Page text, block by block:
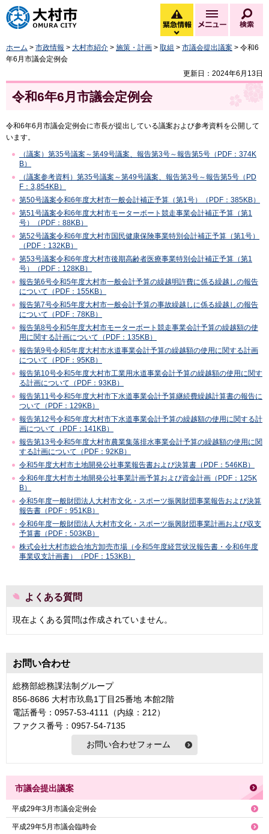
大村市
緊急情報
緊急情報を開く
メニュー
ホーム > 市政情報 > 大村市紹介 > 施策・計画 > 取組 > 市議会提出議案 > 令和6
年6月市議会定例会
更新日：2024年6月13日
令和6年6月市議会定例会
令和6年6月市議会定例会に市長が提出している議案および参考資料を公開して
います。
（議案）第35号議案～第49号議案、報告第3号～報告第5号（PDF：374K
B）
（議案参考資料）第35号議案～第49号議案、報告第3号～報告第5号（PD
F：3,854KB）
第50号議案令和6年度大村市一般会計補正予算（第1号）（PDF：385KB）
第51号議案令和6年度大村市モーターボート競走事業会計補正予算（第1
号）（PDF：88KB）
第52号議案令和6年度大村市国民健康保険事業特別会計補正予算（第1号）
（PDF：132KB）
第53号議案令和6年度大村市後期高齢者医療事業特別会計補正予算（第1
号）（PDF：128KB）
報告第6号令和5年度大村市一般会計予算の繰越明許費に係る繰越しの報告
について（PDF：155KB）
報告第7号令和5年度大村市一般会計予算の事故繰越しに係る繰越しの報告
について（PDF：78KB）
報告第8号令和5年度大村市モーターボート競走事業会計予算の繰越額の使
用に関する計画について（PDF：135KB）
報告第9号令和5年度大村市水道事業会計予算の繰越額の使用に関する計画
について（PDF：95KB）
報告第10号令和5年度大村市工業用水道事業会計予算の繰越額の使用に関す
る計画について（PDF：93KB）
報告第11号令和5年度大村市下水道事業会計予算継続費繰越計算書の報告に
ついて（PDF：129KB）
報告第12号令和5年度大村市下水道事業会計予算の繰越額の使用に関する計
画について（PDF：141KB）
報告第13号令和5年度大村市農業集落排水事業会計予算の繰越額の使用に関
する計画について（PDF：92KB）
令和5年度大村市土地開発公社事業報告書および決算書（PDF：546KB）
令和6年度大村市土地開発公社事業計画予算および資金計画（PDF：125K
B）
令和5年度一般財団法人大村市文化・スポーツ振興財団事業報告および決算
報告書（PDF：951KB）
令和6年度一般財団法人大村市文化・スポーツ振興財団事業計画および収支
予算書（PDF：503KB）
株式会社大村市総合地方卸売市場（令和5年度経営状況報告書・令和6年度
事業収支計画書）（PDF：153KB）
よくある質問
現在よくある質問は作成されていません。
お問い合わせ
総務部総務課法制グループ
856-8686 大村市玖島1丁目25番地 本館2階
電話番号：0957-53-4111（内線：212）
ファクス番号：0957-54-7135
市議会提出議案
平成29年3月市議会定例会
平成29年5月市議会臨時会